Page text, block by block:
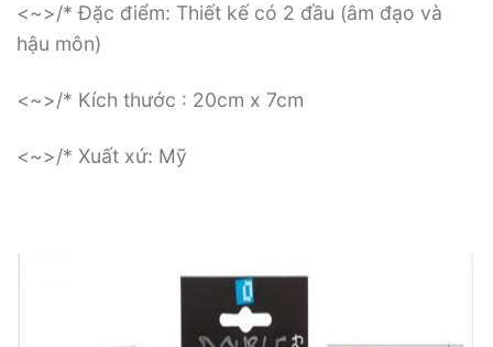
<~>/* Đặc điểm: Thiết kế có 2 đầu (âm đạo và
hậu môn)
<~>/* Kích thước : 20cm x 7cm
<~>/* Xuất xứ: Mỹ